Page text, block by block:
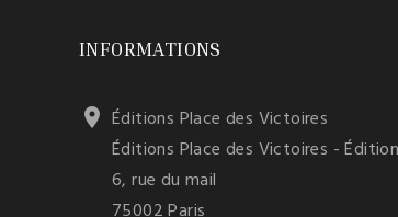
INFORMATIONS
 Éditions Place des Victoires
Éditions Place des Victoires -
6, rue du mail